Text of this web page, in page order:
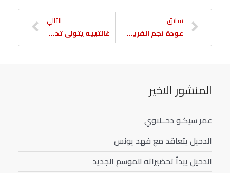
سابق
عودة نجم الفريق ادميلسون للتدريبات الجماعية
التالي
غالتييه يتولى تدريب الفريق
المنشور الاخير
عمر سيكـو دحــلاوي
الدحيل يتعاقد مع فهد يونس
الدحيل يبدأ تحضيراته للموسم الجديد